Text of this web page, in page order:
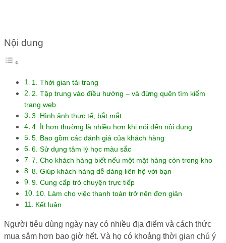
Nội dung
1. Thời gian tải trang
2. Tập trung vào điều hướng – và đừng quên tìm kiếm
trang web
3. Hình ảnh thực tế, bắt mắt
4. Ít hơn thường là nhiều hơn khi nói đến nội dung
5. Bao gồm các đánh giá của khách hàng
6. Sử dụng tâm lý học màu sắc
7. Cho khách hàng biết nếu một mặt hàng còn trong kho
8. Giúp khách hàng dễ dàng liên hệ với bạn
9. Cung cấp trò chuyện trực tiếp
10. Làm cho việc thanh toán trở nên đơn giản
Kết luận
Người tiêu dùng ngày nay có nhiều địa điểm và cách thức
mua sắm hơn bao giờ hết. Và họ có khoảng thời gian chú ý